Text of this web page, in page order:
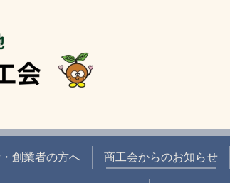
創業者の方へ 商工会からのお知らせ